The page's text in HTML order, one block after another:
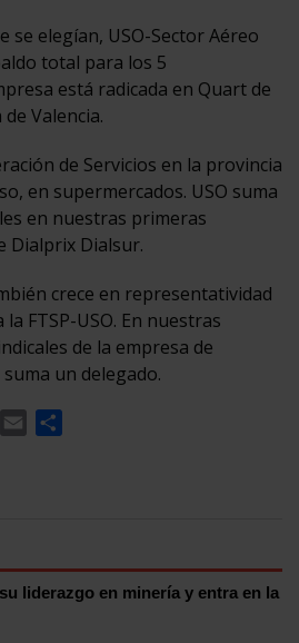
se elegían, USO-Sector Aéreo
total para los 5
está radicada en Quart de
Valencia.
de Servicios en la provincia
en supermercados. USO suma
en nuestras primeras
Dialprix Dialsur.
crece en representatividad
FTSP-USO. En nuestras
de la empresa de
un delegado.
Telegram
Email
liderazgo en minería y entra en la